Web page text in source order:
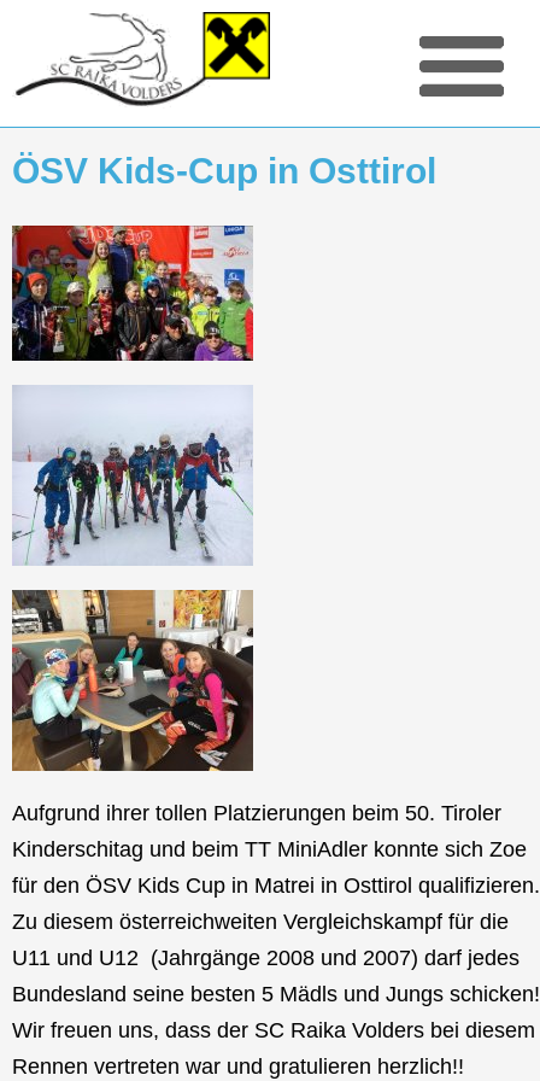
ÖSV Kids-Cup in Osttirol
Aufgrund ihrer tollen Platzierungen beim 50. Tiroler
Kinderschitag und beim TT MiniAdler konnte sich Zoe
für den ÖSV Kids Cup in Matrei in Osttirol qualifizieren.
Zu diesem österreichweiten Vergleichskampf für die
U11 und U12 (Jahrgänge 2008 und 2007) darf jedes
Bundesland seine besten 5 Mädls und Jungs schicken!
Wir freuen uns, dass der SC Raika Volders bei diesem
Rennen vertreten war und gratulieren herzlich!!